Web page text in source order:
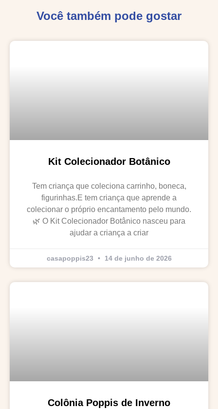
Você também pode gostar
Kit Colecionador Botânico
Tem criança que coleciona carrinho, boneca,
figurinhas.E tem criança que aprende a
colecionar o próprio encantamento pelo mundo.
🌿 O Kit Colecionador Botânico nasceu para
ajudar a criança a criar
casapoppis23 14 de junho de 2026
Colônia Poppis de Inverno